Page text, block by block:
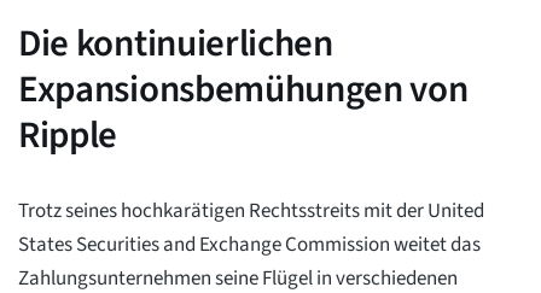
Die kontinuierlichen
Expansionsbemühungen von
Ripple
Trotz seines hochkarätigen Rechtsstreits mit der United
States Securities and Exchange Commission weitet das
Zahlungsunternehmen seine Flügel in verschiedenen